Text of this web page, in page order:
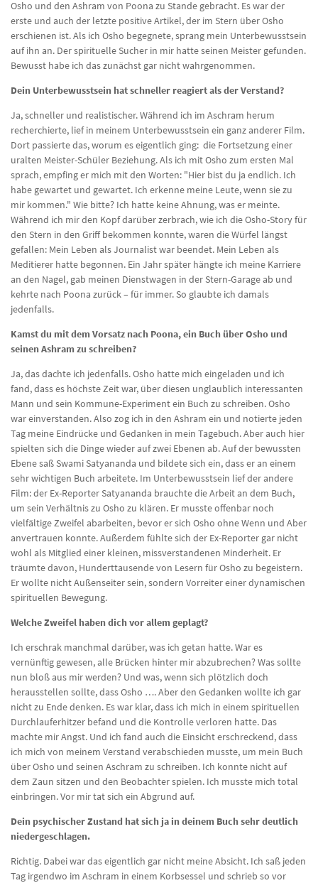
Osho und den Ashram von Poona zu Stande gebracht. Es war der
erste und auch der letzte positive Artikel, der im Stern über Osho
erschienen ist. Als ich Osho begegnete, sprang mein Unterbewusstsein
auf ihn an. Der spirituelle Sucher in mir hatte seinen Meister gefunden.
Bewusst habe ich das zunächst gar nicht wahrgenommen.
Dein Unterbewusstsein hat schneller reagiert als der Verstand?
Ja, schneller und realistischer. Während ich im Aschram herum
recherchierte, lief in meinem Unterbewusstsein ein ganz anderer Film.
Dort passierte das, worum es eigentlich ging: die Fortsetzung einer
uralten Meister-Schüler Beziehung. Als ich mit Osho zum ersten Mal
sprach, empfing er mich mit den Worten: "Hier bist du ja endlich. Ich
habe gewartet und gewartet. Ich erkenne meine Leute, wenn sie zu
mir kommen." Wie bitte? Ich hatte keine Ahnung, was er meinte.
Während ich mir den Kopf darüber zerbrach, wie ich die Osho-Story für
den Stern in den Griff bekommen konnte, waren die Würfel längst
gefallen: Mein Leben als Journalist war beendet. Mein Leben als
Meditierer hatte begonnen. Ein Jahr später hängte ich meine Karriere
an den Nagel, gab meinen Dienstwagen in der Stern-Garage ab und
kehrte nach Poona zurück – für immer. So glaubte ich damals
jedenfalls.
Kamst du mit dem Vorsatz nach Poona, ein Buch über Osho und
seinen Ashram zu schreiben?
Ja, das dachte ich jedenfalls. Osho hatte mich eingeladen und ich
fand, dass es höchste Zeit war, über diesen unglaublich interessanten
Mann und sein Kommune-Experiment ein Buch zu schreiben. Osho
war einverstanden. Also zog ich in den Ashram ein und notierte jeden
Tag meine Eindrücke und Gedanken in mein Tagebuch. Aber auch hier
spielten sich die Dinge wieder auf zwei Ebenen ab. Auf der bewussten
Ebene saß Swami Satyananda und bildete sich ein, dass er an einem
sehr wichtigen Buch arbeitete. Im Unterbewusstsein lief der andere
Film: der Ex-Reporter Satyananda brauchte die Arbeit an dem Buch,
um sein Verhältnis zu Osho zu klären. Er musste offenbar noch
vielfältige Zweifel abarbeiten, bevor er sich Osho ohne Wenn und Aber
anvertrauen konnte. Außerdem fühlte sich der Ex-Reporter gar nicht
wohl als Mitglied einer kleinen, missverstandenen Minderheit. Er
träumte davon, Hunderttausende von Lesern für Osho zu begeistern.
Er wollte nicht Außenseiter sein, sondern Vorreiter einer dynamischen
spirituellen Bewegung.
Welche Zweifel haben dich vor allem geplagt?
Ich erschrak manchmal darüber, was ich getan hatte. War es
vernünftig gewesen, alle Brücken hinter mir abzubrechen? Was sollte
nun bloß aus mir werden? Und was, wenn sich plötzlich doch
herausstellen sollte, dass Osho …. Aber den Gedanken wollte ich gar
nicht zu Ende denken. Es war klar, dass ich mich in einem spirituellen
Durchlauferhitzer befand und die Kontrolle verloren hatte. Das
machte mir Angst. Und ich fand auch die Einsicht erschreckend, dass
ich mich von meinem Verstand verabschieden musste, um mein Buch
über Osho und seinen Aschram zu schreiben. Ich konnte nicht auf
dem Zaun sitzen und den Beobachter spielen. Ich musste mich total
einbringen. Vor mir tat sich ein Abgrund auf.
Dein psychischer Zustand hat sich ja in deinem Buch sehr deutlich
niedergeschlagen.
Richtig. Dabei war das eigentlich gar nicht meine Absicht. Ich saß jeden
Tag irgendwo im Aschram in einem Korbsessel und schrieb so vor